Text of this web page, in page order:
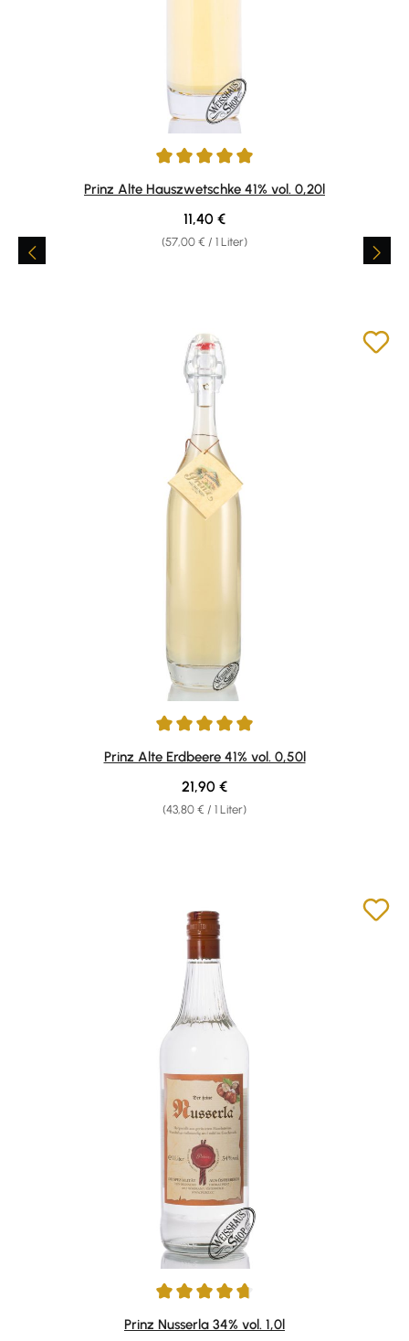
Durchschnittliche Bewertung von 5 von 5 Sternen
Prinz Alte Hauszwetschke 41% vol. 0,20l
(57,00 € / 1 Liter)
Regulärer Preis:
11,40 €
Durchschnittliche Bewertung von 5 von 5 Sternen
Prinz Alte Erdbeere 41% vol. 0,50l
(43,80 € / 1 Liter)
Regulärer Preis:
21,90 €
Durchschnittliche Bewertung von 4.84 von 5 Sternen
Prinz Nusserla 34% vol. 1,0l